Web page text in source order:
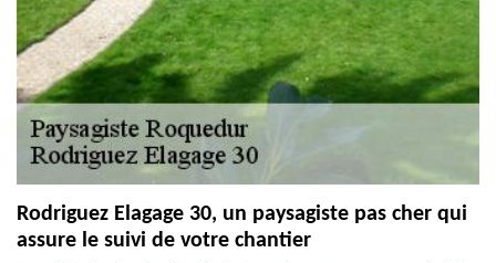
Rodriguez Elagage 30, un paysagiste pas cher qui
assure le suivi de votre chantier